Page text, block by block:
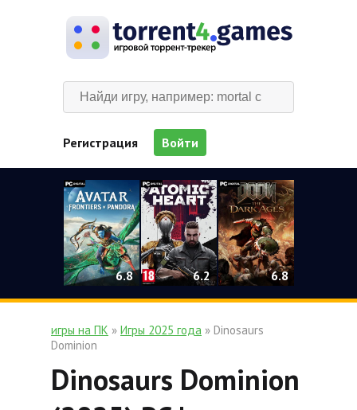
Регистрация Войти
6.8 6.2 6.8
игры на ПК » Игры 2025 года » Dinosaurs
Dominion
Dinosaurs Dominion